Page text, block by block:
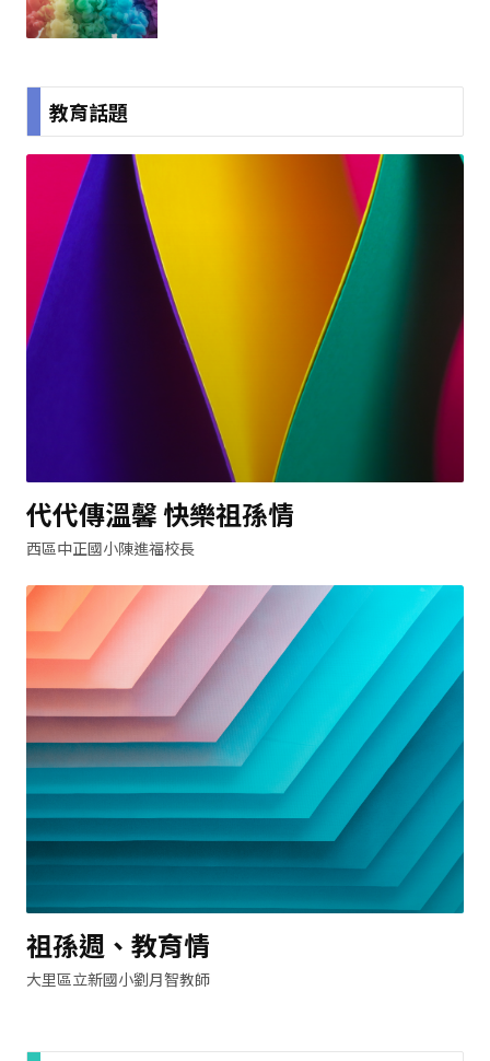
教育話題
代代傳溫馨 快樂祖孫情
西區中正國小陳進福校長
祖孫週、教育情
大里區立新國小劉月智教師